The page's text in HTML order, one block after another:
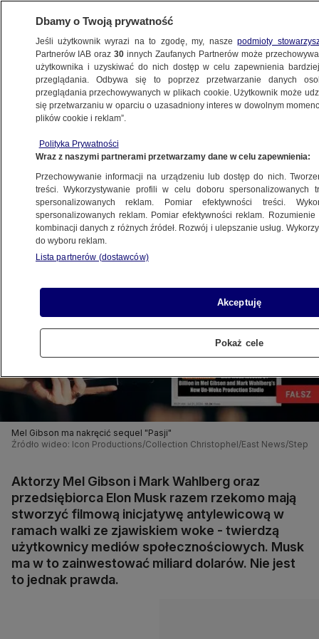
KONKRET24
ROZRYWKA
filmowe antywoke? Aktorzy tłumaczą
25.07.2024, 17:06
Udostępnij
Mel Gibson ma nakręcić sequel "Pasji"
Źródło wideo: Icon Productions/Collection Christophel/East News/
Aktorzy Mel Gibson i Mark Wahlberg oraz
przedsiębiorca Elon Musk razem rzekomo mają
stworzyć filmową inicjatywę antylewicową w
ramach walki ze zjawiskiem woke - twierdzą
użytkownicy mediów społecznościowych. Musk
ma w to zainwestować miliard dolarów. Nie jest
to jednak prawda.
Dbamy o Twoją prywatność
Jeśli użytkownik wyrazi na to zgodę, my, naszepodmioty
Partnerów IAB oraz30 innych Zaufanych Partnerów może
użytkownika i uzyskiwać do nich dostęp w celu zapewnienia
przeglądania. Odbywa się to poprzez przetwarzanie danych
przeglądania przechowywanych w plikach cookie. Użytkownik może
się przetwarzaniu w oparciu o uzasadniony interes w dowolnym
plików cookie i reklam”.
Polityka Prywatności
Wraz z naszymi partnerami przetwarzamy dane w celu zapewnienia:
Przechowywanie informacji na urządzeniu lub dostęp do nich.
treści. Wykorzystywanie profili w celu doboru spersonalizowanych
spersonalizowanych reklam. Pomiar efektywności treści.
spersonalizowanych reklam. Pomiar efektywności reklam.
kombinacji danych z różnych źródeł. Rozwój i ulepszanie usług.
do wyboru reklam.
Lista partnerów (dostawców)
Akceptuję
Pokaż cele